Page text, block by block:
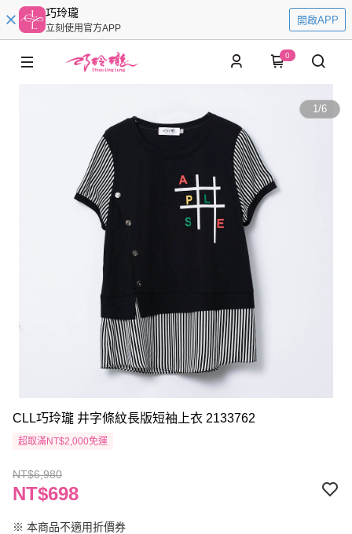
巧玲瓏
立刻使用官方APP
開啟APP
0
1/6
CLL巧玲瓏 井字條紋長版短袖上衣 2133762
超取滿NT$2,000免運
NT$6,980
NT$698
※ 本商品不適用折價券